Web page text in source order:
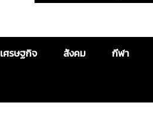
Police
เศรษฐกิจ สังคม กีฬา